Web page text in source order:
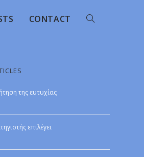
CONTACT
της ευτυχίας
επιλέγει